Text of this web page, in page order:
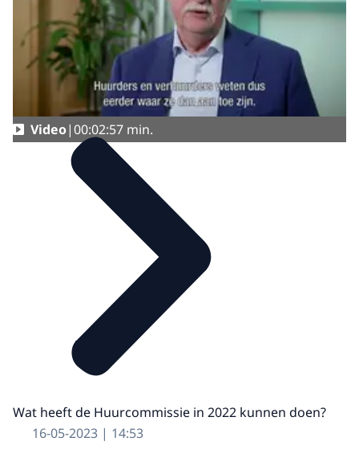
Video 00:02:57 min.
Wat heeft de Huurcommissie in 2022 kunnen doen?
16-05-2023 | 14:53